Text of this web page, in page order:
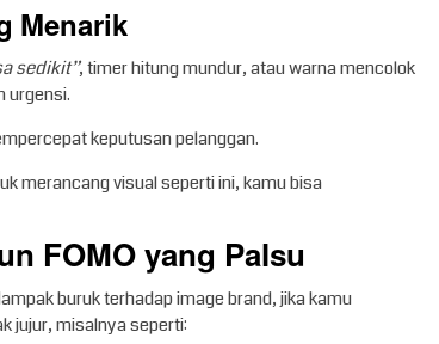
Menarik
sedikit”, timer hitung mundur, atau warna mencolok
urgensi.
keputusan pelanggan.
merancang visual seperti ini, kamu bisa
FOMO yang Palsu
buruk terhadap image brand, jika kamu
jujur, misalnya seperti: